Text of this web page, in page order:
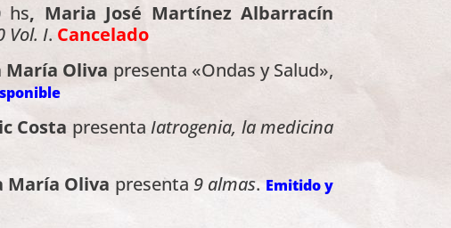
hs, Maria José Martínez Albarracín
Vol. I. Cancelado
María Oliva presenta «Ondas y Salud»,
Costa presenta Iatrogenia, la medicina
María Oliva presenta 9 almas.Emitido y